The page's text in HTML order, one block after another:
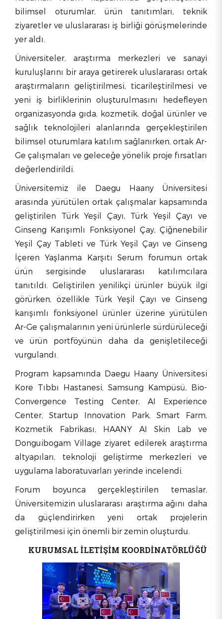
bilimsel oturumlar, ürün tanıtımları, teknik
ziyaretler ve uluslararası iş birliği görüşmelerinde
yer aldı.
Üniversiteler, araştırma merkezleri ve sanayi
kuruluşlarını bir araya getirerek uluslararası ortak
araştırmaların geliştirilmesi, ticarileştirilmesi ve
yeni iş birliklerinin oluşturulmasını hedefleyen
organizasyonda gıda, kozmetik, doğal ürünler ve
sağlık teknolojileri alanlarında gerçekleştirilen
bilimsel oturumlara katılım sağlanırken, ortak Ar-
Ge çalışmaları ve geleceğe yönelik proje fırsatları
değerlendirildi.
Üniversitemiz ile Daegu Haany Üniversitesi
arasında yürütülen ortak çalışmalar kapsamında
geliştirilen Türk Yeşil Çayı, Türk Yeşil Çayı ve
Ginseng Karışımlı Fonksiyonel Çay, Çiğnenebilir
Yeşil Çay Tableti ve Türk Yeşil Çayı ve Ginseng
İçeren Yaşlanma Karşıtı Serum forumun ortak
ürün sergisinde uluslararası katılımcılara
tanıtıldı. Geliştirilen yenilikçi ürünler büyük ilgi
görürken, özellikle Türk Yeşil Çayı ve Ginseng
karışımlı fonksiyonel ürünler üzerine yürütülen
Ar-Ge çalışmalarının yeni ürünlerle sürdürüleceği
ve ürün portföyünün daha da genişletileceği
vurgulandı.
Program kapsamında Daegu Haany Üniversitesi
Kore Tıbbı Hastanesi, Samsung Kampüsü, Bio-
Convergence Testing Center, AI Experience
Center, Startup Innovation Park, Smart Farm,
Kozmetik Fabrikası, HAANY AI Skin Lab ve
Donguibogam Village ziyaret edilerek araştırma
altyapıları, teknoloji geliştirme merkezleri ve
uygulama laboratuvarları yerinde incelendi.
Forum boyunca gerçekleştirilen temaslar,
Üniversitemizin uluslararası araştırma ağını daha
da güçlendirirken yeni ortak projelerin
geliştirilmesi için önemli bir zemin oluşturdu.
KURUMSAL İLETİŞİM KOORDİNATÖRLÜĞÜ